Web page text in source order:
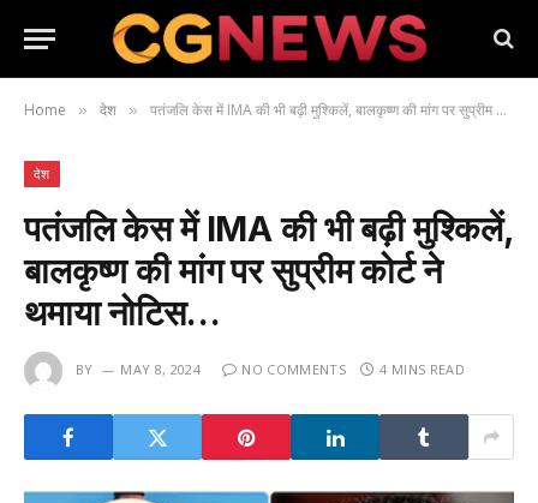
Home » देश » पतंजलि केस में IMA की भी बढ़ी मुश्किलें, बालकृष्ण की मांग पर सुप्रीम कोर्ट ने थमाया नोटिस…
देश
पतंजलि केस में IMA की भी बढ़ी मुश्किलें,
बालकृष्ण की मांग पर सुप्रीम कोर्ट ने
थमाया नोटिस…
BY MAY 8, 2024 NO COMMENTS 4 MINS READ